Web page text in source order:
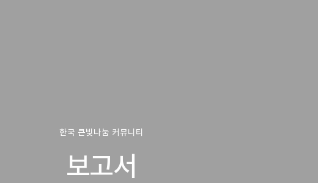
한국 큰빛나눔 커뮤니티
보고서